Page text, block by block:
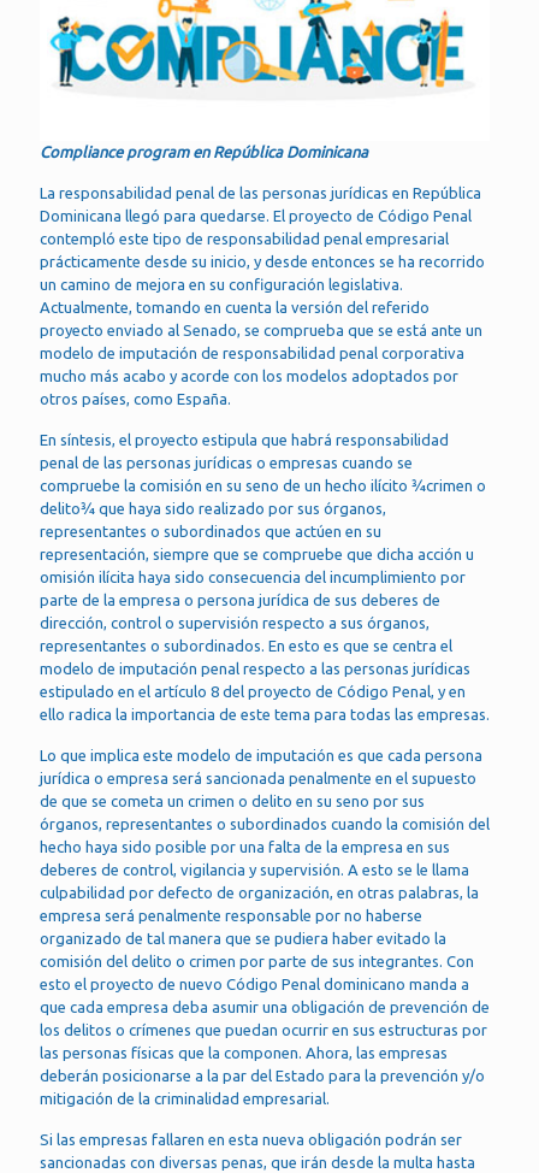
Compliance program en República Dominicana
La responsabilidad penal de las personas jurídicas en República
Dominicana llegó para quedarse. El proyecto de Código Penal
contempló este tipo de responsabilidad penal empresarial
prácticamente desde su inicio, y desde entonces se ha recorrido
un camino de mejora en su configuración legislativa.
Actualmente, tomando en cuenta la versión del referido
proyecto enviado al Senado, se comprueba que se está ante un
modelo de imputación de responsabilidad penal corporativa
mucho más acabo y acorde con los modelos adoptados por
otros países, como España.
En síntesis, el proyecto estipula que habrá responsabilidad
penal de las personas jurídicas o empresas cuando se
compruebe la comisión en su seno de un hecho ilícito ¾crimen o
delito¾ que haya sido realizado por sus órganos,
representantes o subordinados que actúen en su
representación, siempre que se compruebe que dicha acción u
omisión ilícita haya sido consecuencia del incumplimiento por
parte de la empresa o persona jurídica de sus deberes de
dirección, control o supervisión respecto a sus órganos,
representantes o subordinados. En esto es que se centra el
modelo de imputación penal respecto a las personas jurídicas
estipulado en el artículo 8 del proyecto de Código Penal, y en
ello radica la importancia de este tema para todas las empresas.
Lo que implica este modelo de imputación es que cada persona
jurídica o empresa será sancionada penalmente en el supuesto
de que se cometa un crimen o delito en su seno por sus
órganos, representantes o subordinados cuando la comisión del
hecho haya sido posible por una falta de la empresa en sus
deberes de control, vigilancia y supervisión. A esto se le llama
culpabilidad por defecto de organización, en otras palabras, la
empresa será penalmente responsable por no haberse
organizado de tal manera que se pudiera haber evitado la
comisión del delito o crimen por parte de sus integrantes. Con
esto el proyecto de nuevo Código Penal dominicano manda a
que cada empresa deba asumir una obligación de prevención de
los delitos o crímenes que puedan ocurrir en sus estructuras por
las personas físicas que la componen. Ahora, las empresas
deberán posicionarse a la par del Estado para la prevención y/o
mitigación de la criminalidad empresarial.
Si las empresas fallaren en esta nueva obligación podrán ser
sancionadas con diversas penas, que irán desde la multa hasta